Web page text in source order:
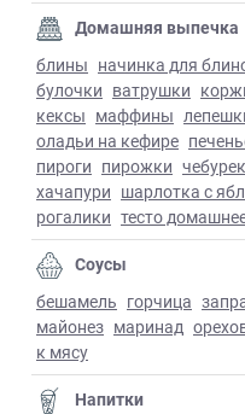
Домашняя выпечка
блины начинка для
булочки ватрушки
кексы маффины
оладьи на кефире
пироги пирожки
хачапури шарлотка с
рогалики тесто
Соусы
бешамель горчица
майонез маринад
к мясу
Напитки